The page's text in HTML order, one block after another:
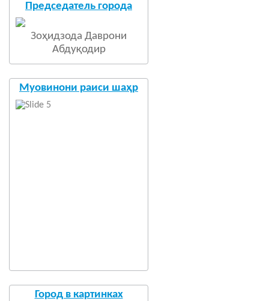
Председатель города
Зоҳидзода Даврони
Абдуқодир
Муовинони раиси шаҳр
Город в картинках